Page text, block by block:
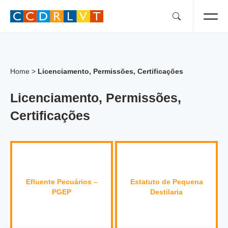
Home > Licenciamento, Permissões, Certificações
Licenciamento, Permissões,
Certificações
Efluente Pecuários –
PGEP
Estatuto de Pequena
Destilaria